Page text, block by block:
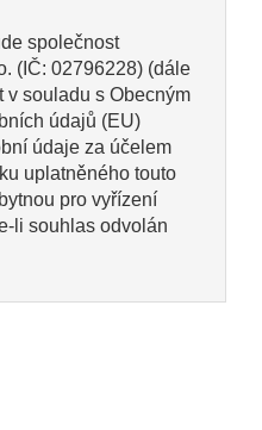
společnost
(IČ: 02796228) (dále
v souladu s Obecným
údajů (EU)
údaje za účelem
uplatněného touto
pro vyřízení
li souhlas odvolán